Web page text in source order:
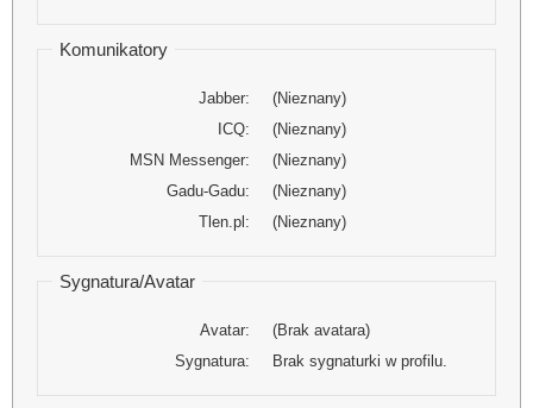
Komunikatory
Jabber:
(Nieznany)
ICQ:
(Nieznany)
MSN Messenger:
(Nieznany)
Gadu-Gadu:
(Nieznany)
Tlen.pl:
(Nieznany)
Sygnatura/Avatar
Avatar:
(Brak avatara)
Sygnatura:
Brak sygnaturki w profilu.